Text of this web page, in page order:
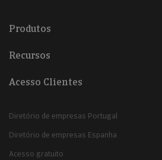
Produtos
Recursos
Acesso Clientes
Diretório de empresas Portugal
Diretório de empresas Espanha
Acesso gratuito